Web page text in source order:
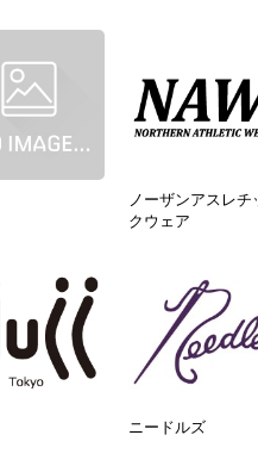
ノーザンアスレチ
クウェア
ニードルズ